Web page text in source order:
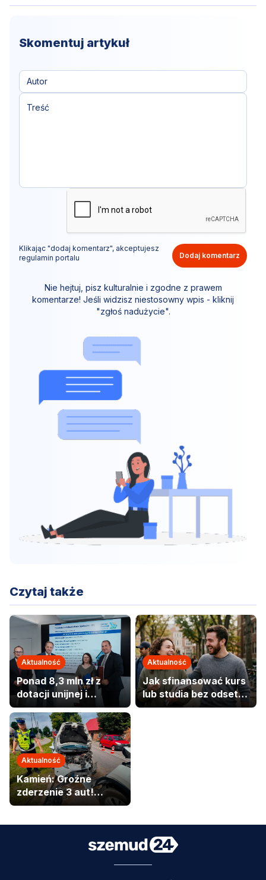
Skomentuj artykuł
Klikając "dodaj komentarz", akceptujesz
regulamin portalu
Dodaj komentarz
Nie hejtuj, pisz kulturalnie i zgodne z prawem
komentarze! Jeśli widzisz niestosowny wpis - kliknij
"zgłoś nadużycie".
Czytaj także
Aktualność
Ponad 8,3 mln zł z
dotacji unijnej i
budżetu państwa trafi
do Gminy Szemud.
Aktualność
Jak sfinansować kurs
lub studia bez odsetek
i umorzyć do 50%
Aktualność
Kamień: Groźne
zderzenie 3 aut!
Jedna osoba w